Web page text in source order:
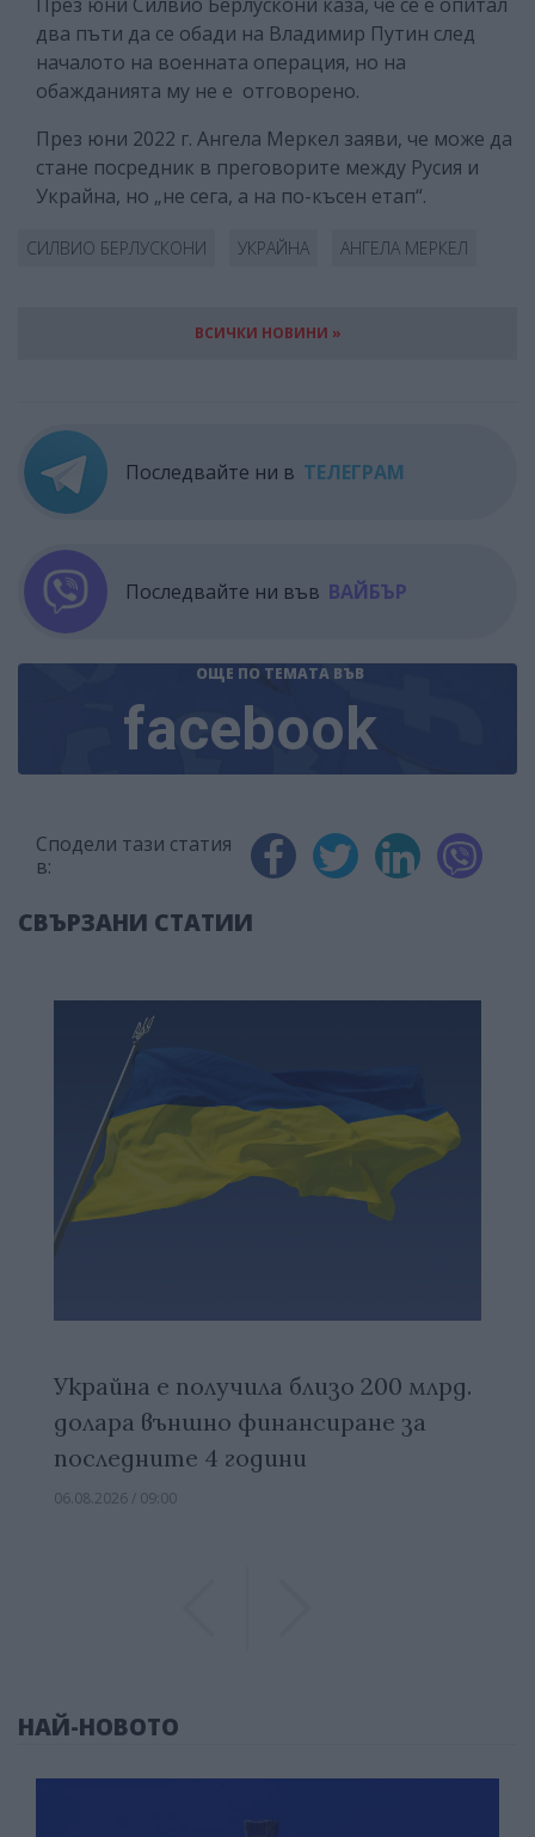
два пъти да се обади на Владимир Путин след
началото на военната операция, но на
обажданията му не е отговорено.
През юни 2022 г. Ангела Меркел заяви, че може да
стане посредник в преговорите между Русия и
Украйна, но „не сега, а на по-късен етап“.
СИЛВИО БЕРЛУСКОНИ УКРАЙНА АНГЕЛА МЕРКЕЛ
ВСИЧКИ НОВИНИ »
Последвайте ни в ТЕЛЕГРАМ
Последвайте ни във ВАЙБЪР
ОЩЕ ПО ТЕМАТА ВЪВ
facebook
Сподели тази статия
в:
СВЪРЗАНИ СТАТИИ
Украйна е получила близо 200 млрд.
долара външно финансиране за
последните 4 години
06.08.2026 / 09:00
НАЙ-НОВОТО